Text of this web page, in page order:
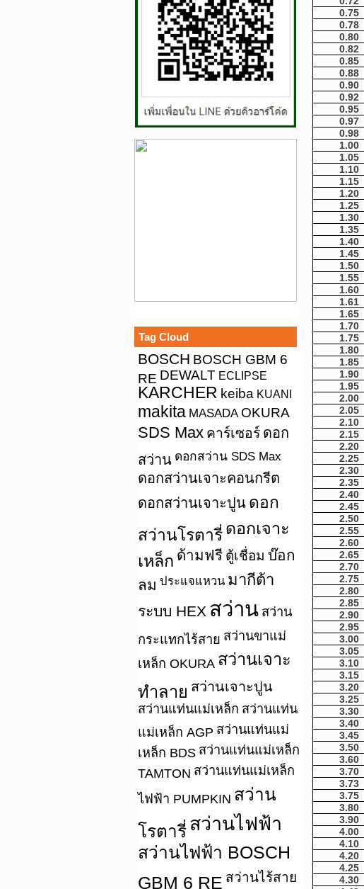
Tag Cloud
BOSCH BOSCH GBM 6
RE DEWALT ECLIPSE
KARCHER keiba KUANI
makita MASADA OKURA
SDS Max คาร์เซอร์ ดอก
สว่าน ดอกสว่าน SDS Max
ดอกสว่านเจาะคอนกรีต
ดอกสว่านเจาะปูน ดอก
สว่านโรตารี่ ดอกเจาะ
เหล็ก ด้ามฟรี ตู้เชื่อม บ๊อก
ลม ประแจแหวน มากีต้า
ระบบ HEX สว่าน สว่าน
กระแทกไร้สาย สว่านขาแม่
เหล็ก OKURA สว่านเจาะ
ทำลาย สว่านเจาะปูน
สว่านแท่นแม่เหล็ก สว่านแท่น
แม่เหล็ก AGP สว่านแท่นแม่
เหล็ก BDS สว่านแท่นแม่เหล็ก
TAMTON สว่านแท่นแม่เหล็ก
ไฟฟ้า PUMPKIN สว่าน
โรตารี่ สว่านไฟฟ้า
สว่านไฟฟ้า BOSCH
GBM 6 RE สว่านไร้สาย
0.75
0.78
0.80
0.82
0.85
0.88
0.90
0.92
0.95
0.97
0.98
1.00
1.05
1.10
1.15
1.20
1.25
1.30
1.35
1.40
1.45
1.50
1.55
1.60
1.61
1.65
1.70
1.75
1.80
1.85
1.90
1.95
2.00
2.05
2.10
2.15
2.20
2.25
2.30
2.35
2.40
2.45
2.50
2.55
2.60
2.65
2.70
2.75
2.80
2.85
2.90
2.95
3.00
3.05
3.10
3.15
3.20
3.25
3.30
3.40
3.45
3.50
3.60
3.70
3.73
3.75
3.80
3.90
4.00
4.10
4.20
4.25
4.30